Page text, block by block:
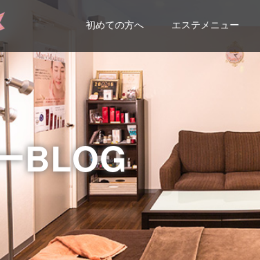
初めての方へ エステメニュー
BLOG